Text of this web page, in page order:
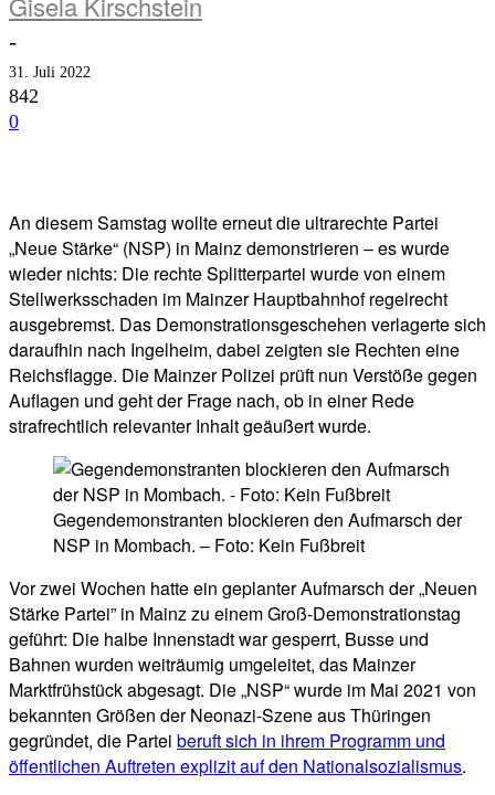
-
31. Juli 2022
842
0
An diesem Samstag wollte erneut die ultrarechte Partei
„Neue Stärke“ (NSP) in Mainz demonstrieren – es wurde
wieder nichts: Die rechte Splitterpartei wurde von einem
Stellwerksschaden im Mainzer Hauptbahnhof regelrecht
ausgebremst. Das Demonstrationsgeschehen verlagerte sich
daraufhin nach Ingelheim, dabei zeigten sie Rechten eine
Reichsflagge. Die Mainzer Polizei prüft nun Verstöße gegen
Auflagen und geht der Frage nach, ob in einer Rede
strafrechtlich relevanter Inhalt geäußert wurde.
Gegendemonstranten blockieren den Aufmarsch der
NSP in Mombach. – Foto: Kein Fußbreit
Vor zwei Wochen hatte ein geplanter Aufmarsch der „Neuen
Stärke Partei” in Mainz zu einem Groß-Demonstrationstag
geführt: Die halbe Innenstadt war gesperrt, Busse und
Bahnen wurden weiträumig umgeleitet, das Mainzer
Marktfrühstück abgesagt. Die „NSP“ wurde im Mai 2021 von
bekannten Größen der Neonazi-Szene aus Thüringen
gegründet, die Partei beruft sich in ihrem Programm und
öffentlichen Auftreten explizit auf den Nationalsozialismus.